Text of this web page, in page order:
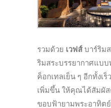
รวมด้วย เวฟส์บาร์ริม
ริมสระบรรยากาศแบ
ค็อกเทลเย็น ๆ อีกทั้งเ
เพิ่มขึ้น ให้คุณได้สัมผัส
ขอบฟ้ายามพระอาทิต